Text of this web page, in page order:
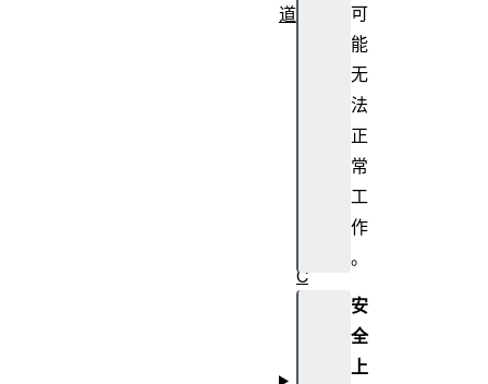
可
能
无
法
正
常
工
作
。
安
全
上
道
C